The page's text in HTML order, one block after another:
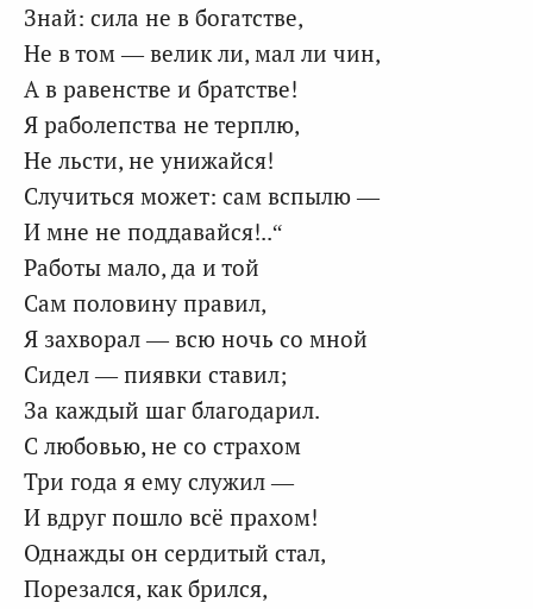
Знай: сила не в богатстве,
Не в том — велик ли, мал ли чин,
А в равенстве и братстве!
Я раболепства не терплю,
Не льсти, не унижайся!
Случиться может: сам вспылю —
И мне не поддавайся!..“
Работы мало, да и той
Сам половину правил,
Я захворал — всю ночь со мной
Сидел — пиявки ставил;
За каждый шаг благодарил.
С любовью, не со страхом
Три года я ему служил —
И вдруг пошло всё прахом!
Однажды он сердитый стал,
Порезался, как брился,